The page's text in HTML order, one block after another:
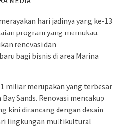
hari jadinya yang ke-13
program yang memukau.
renovasi dan
bagi bisnis di area Marina
miliar merupakan yang terbesar
Sands. Renovasi mencakup
kini dirancang dengan desain
lingkungan multikultural